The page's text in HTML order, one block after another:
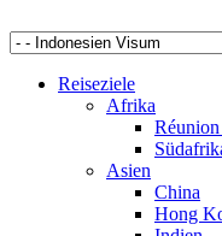
Reiseziele
Afrika
Asien
China
Hong